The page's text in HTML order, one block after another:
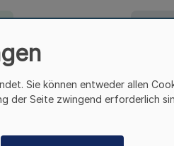
über die Arbeitszeit
Sie können entweder allen
der Seite zwingend erforderlich